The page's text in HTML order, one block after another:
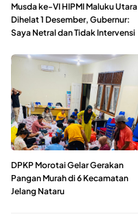
Musda ke-VI HIPMI Maluku Utara
Dihelat 1 Desember, Gubernur:
Saya Netral dan Tidak Intervensi
DPKP Morotai Gelar Gerakan
Pangan Murah di 6 Kecamatan
Jelang Nataru